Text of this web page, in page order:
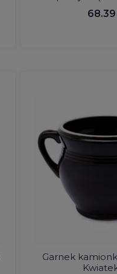
68.39
Garnek